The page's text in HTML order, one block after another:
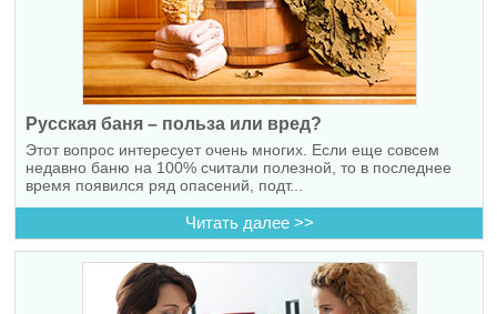
Русская баня – польза или вред?
Этот вопрос интересует очень многих. Если еще совсем
недавно баню на 100% считали полезной, то в последнее
время появился ряд опасений, подт...
Читать далее >>